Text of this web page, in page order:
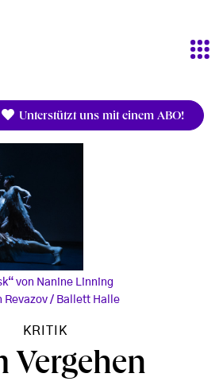
Unterstützt uns mit einem ABO!
von Nanine Linning
Revazov / Ballett Halle
KRITIK
Vergehen